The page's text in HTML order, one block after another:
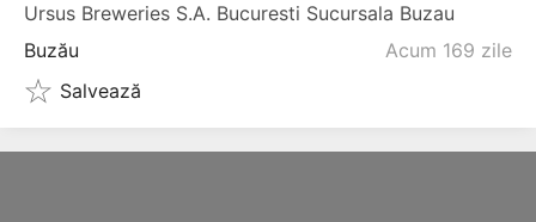
Ursus Breweries S.a. Bucuresti Sucursala Buzau
Acum 169 zile
Buzău
Salvează